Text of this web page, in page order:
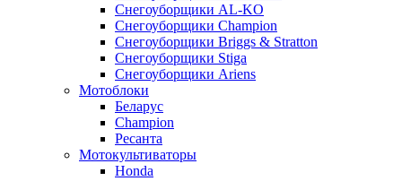
Снегоуборщики AL-KO
Снегоуборщики Champion
Снегоуборщики Briggs & Stratton
Снегоуборщики Stiga
Снегоуборщики Ariens
Мотоблоки
Беларус
Champion
Ресанта
Мотокультиваторы
Honda